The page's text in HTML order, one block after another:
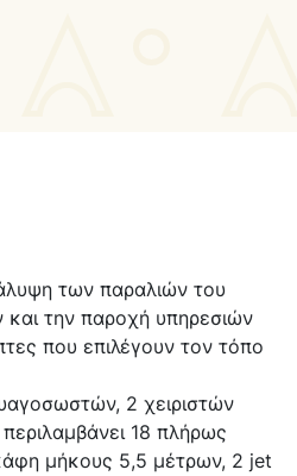
των παραλιών του
την παροχή υπηρεσιών
που επιλέγουν τον τόπο
2 χειριστών
18 πλήρως
μήκους 5,5 μέτρων, 2 jet